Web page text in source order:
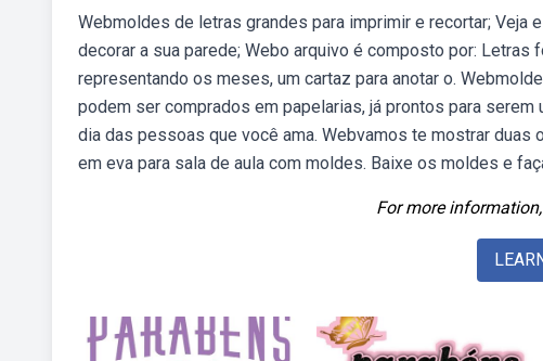
Webmoldes de letras grandes para imprimir e recortar;
decorar a sua parede; Webo arquivo é composto por: Letras
representando os meses, um cartaz para anotar o.
podem ser comprados em papelarias, já prontos para
dia das pessoas que você ama. Webvamos te mostrar
em eva para sala de aula com moldes. Baixe os moldes e
For more